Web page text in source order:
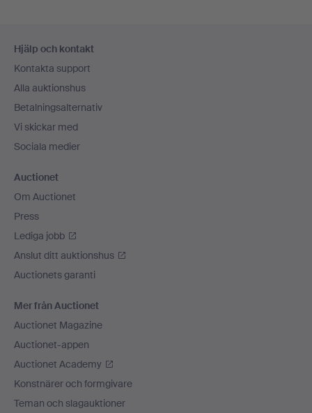
Hjälp och kontakt
Kontakta support
Alla auktionshus
Betalningsalternativ
Vi skickar med
Sociala medier
Auctionet
Om Auctionet
Press
Lediga jobb
Anslut ditt auktionshus
Auctionets garanti
Mer från Auctionet
Auctionet Magazine
Auctionet-appen
Auctionet Academy
Konstnärer och formgivare
Teman och slagauktioner